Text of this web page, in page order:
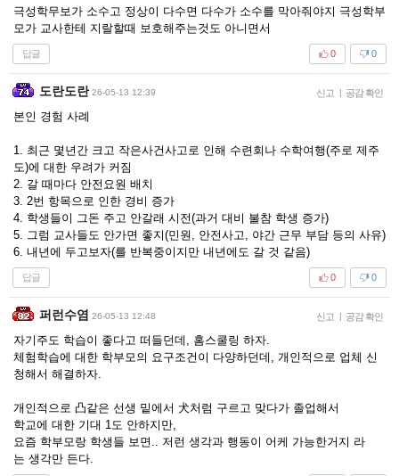
극성학무보가 소수고 정상이 다수면 다수가 소수를 막아줘야지 극성학부
모가 교사한테 지랄할때 보호해주는것도 아니면서
답글 0
0
도란도란 26-05-13 12:39 신고 | 공감 확인
본인 경험 사례
1. 최근 몇년간 크고 작은사건사고로 인해 수련회나 수학여행(주로 제주
도)에 대한 우려가 커짐
2. 갈 때마다 안전요원 배치
3. 2번 항목으로 인한 경비 증가
4. 학생들이 그돈 주고 안갈래 시전(과거 대비 불참 학생 증가)
5. 그럼 교사들도 안가면 좋지(민원, 안전사고, 야간 근무 부담 등의 사유)
6. 내년에 두고보자(를 반복중이지만 내년에도 갈 것 같음)
답글 0
0
퍼런수염 26-05-13 12:48 신고 | 공감 확인
자기주도 학습이 좋다고 떠들던데, 홈스쿨링 하자.
체험학습에 대한 학부모의 요구조건이 다양하던데, 개인적으로 업체 신
청해서 해결하자.
개인적으로 凸같은 선생 밑에서 犬처럼 구르고 맞다가 졸업해서
학교에 대한 기대 1도 안하지만,
요즘 학부모랑 학생들 보면.. 저런 생각과 행동이 어케 가능한거지 라
는 생각만 든다.